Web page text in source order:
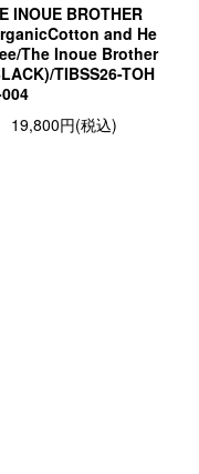
INOUE BROTHER
and He
The Inoue Brother
TIBSS26-TOH
19,800円(税込)